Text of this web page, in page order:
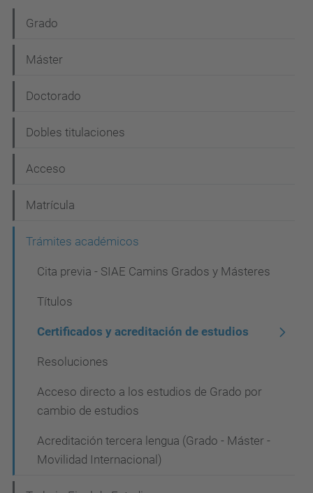
a
v
g
a
i
ó
Grado
Máster
Doctorado
Dobles titulaciones
Acceso
Matrícula
Trámites académicos
Cita previa - SIAE Camins Grados y Másteres
Títulos
Certificados y acreditación de estudios
Resoluciones
Acceso directo a los estudios de Grado por
cambio de estudios
Acreditación tercera lengua (Grado - Máster -
Movilidad Internacional)